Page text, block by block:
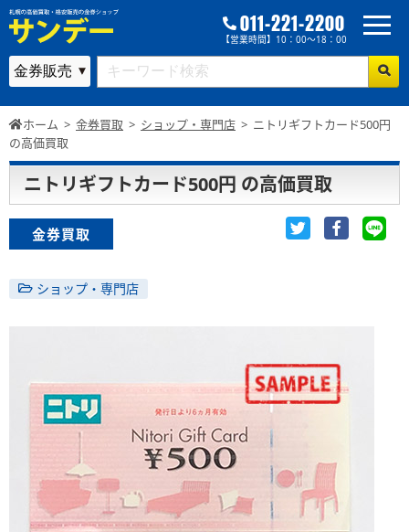
011-221-2200
【営業時間】10：00～18：00
ホーム > 金券買取 > ショップ・専門店 > ニトリギフトカード500円
の高価買取
ニトリギフトカード500円 の高価買取
金券買取
ショップ・専門店